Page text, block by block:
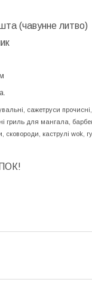
(чавунне литво)
сажетруси
гриль для мангала,
сковороди, каструлі wok,